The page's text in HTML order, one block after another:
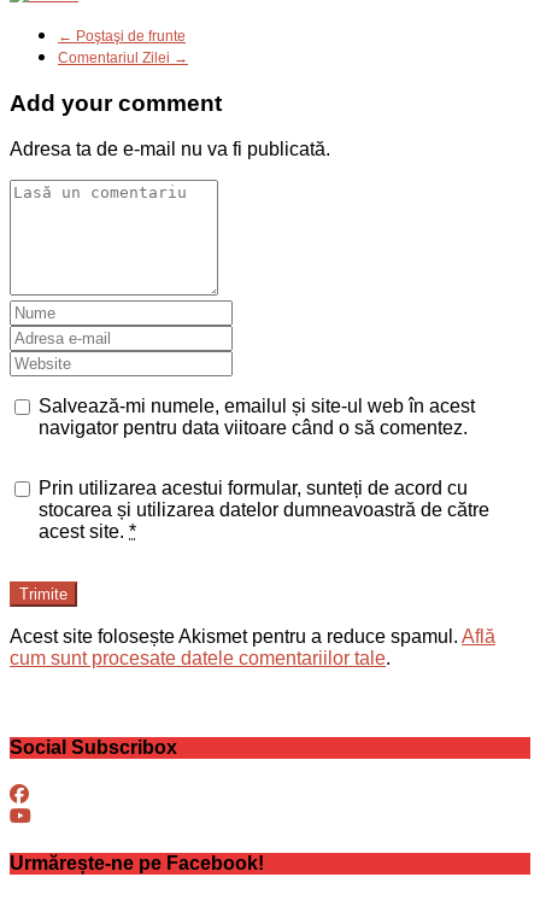
← Poştaşi de frunte
Comentariul Zilei →
Add your comment
Adresa ta de e-mail nu va fi publicată.
Salvează-mi numele, emailul și site-ul web în acest
navigator pentru data viitoare când o să comentez.
Prin utilizarea acestui formular, sunteți de acord cu
stocarea și utilizarea datelor dumneavoastră de către
acest site. *
Trimite
Acest site folosește Akismet pentru a reduce spamul. Află
cum sunt procesate datele comentariilor tale.
Social Subscribox
Urmărește-ne pe Facebook!